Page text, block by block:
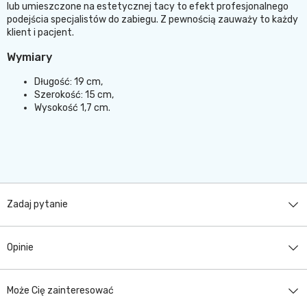
lub umieszczone na estetycznej tacy to efekt profesjonalnego
podejścia specjalistów do zabiegu. Z pewnością zauważy to każdy
klient i pacjent.
Wymiary
Długość: 19 cm,
Szerokość: 15 cm,
Wysokość 1,7 cm.
Zadaj pytanie
Opinie
Może Cię zainteresować